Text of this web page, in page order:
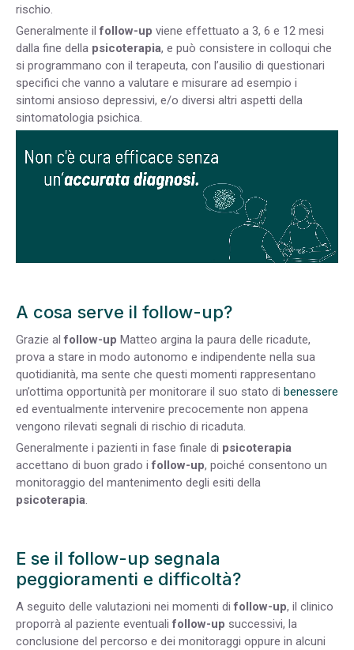
rischio.
Generalmente ilfollow-up viene effettuato a 3, 6 e 12 mesi
dalla fine della psicoterapia, e può consistere in colloqui che
si programmano con il terapeuta, con l’ausilio di questionari
specifici che vanno a valutare e misurare ad esempio i
sintomi ansioso depressivi, e/o diversi altri aspetti della
sintomatologia psichica.
A cosa serve il follow-up?
Grazie alfollow-up Matteo argina la paura delle ricadute,
prova a stare in modo autonomo e indipendente nella sua
quotidianità, ma sente che questi momenti rappresentano
un’ottima opportunità per monitorare il suo stato di benessere
ed eventualmente intervenire precocemente non appena
vengono rilevati segnali di rischio di ricaduta.
Generalmente i pazienti in fase finale di psicoterapia
accettano di buon grado ifollow-up, poiché consentono un
monitoraggio del mantenimento degli esiti della
psicoterapia.
E se il follow-up segnala
peggioramenti e difficoltà?
A seguito delle valutazioni nei momenti difollow-up, il clinico
proporrà al paziente eventualifollow-up successivi, la
conclusione del percorso e dei monitoraggi oppure in alcuni